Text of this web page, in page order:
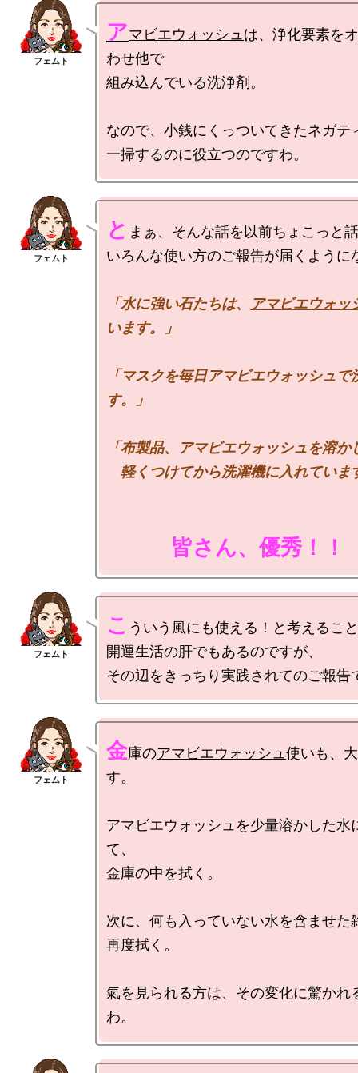
アマビエウォッシュ は、浄化要素を
わせ他で
組み込んでいる洗浄剤。
なので、小銭にくっついてきたネガテ
と まぁ、そんな話を以前ちょこっと
「水に強い石たちは、
アマビエウォッ
います。」
「マスクを毎日アマビエウォッシュで
す。」
「布製品、アマビエウォッシュを溶か
皆さん、優秀！！
こ ういう風にも使える！と考えるこ
開運生活の肝でもあるのですが、
金庫のアマビエウォッシュ 使いも、
す。
アマビエウォッシュを少量溶かした水
て、
金庫の中を拭く。
次に、何も入っていない水を含ませた
再度拭く。
氣を見られる方は、その変化に驚かれ